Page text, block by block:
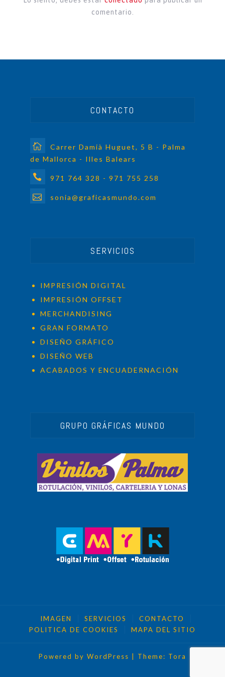
comentario.
CONTACTO
Carrer Damià Huguet, 5 B - Palma
de Mallorca - Illes Balears
971 764 328 - 971 755 258
sonia@graficasmundo.com
SERVICIOS
IMPRESIÓN DIGITAL
IMPRESIÓN OFFSET
MERCHANDISING
GRAN FORMATO
DISEÑO GRÁFICO
DISEÑO WEB
ACABADOS Y ENCUADERNACIÓN
GRUPO GRÁFICAS MUNDO
IMAGEN SERVICIOS
CONTACTO
POLITICA DE COOKIES
MAPA DEL SITIO
Powered by WordPress Theme: Tora